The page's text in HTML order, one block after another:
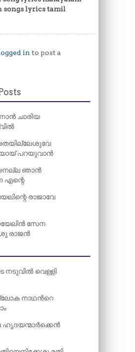
songs lyrics tamil
in to post a
ചാരിയ
പറയുവാൻ
ഞാൻ
എന്റെ
രാജാവേ
സേന
രാജൻ
നടുവിൽ വെള്ളി
നാഥന്‍റെ
ഹൃദയന്മാർക്കെൻ